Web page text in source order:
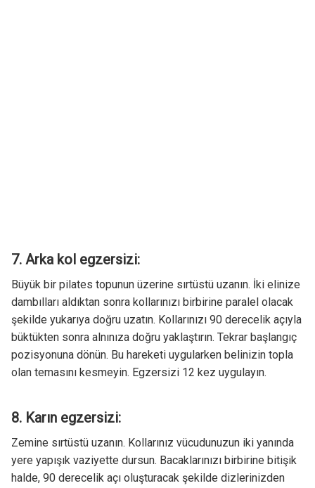
7. Arka kol egzersizi:
Büyük bir pilates topunun üzerine sırtüstü uzanın. İki elinize
dambılları aldıktan sonra kollarınızı birbirine paralel olacak
şekilde yukarıya doğru uzatın. Kollarınızı 90 derecelik açıyla
büktükten sonra alnınıza doğru yaklaştırın. Tekrar başlangıç
pozisyonuna dönün. Bu hareketi uygularken belinizin topla
olan temasını kesmeyin. Egzersizi 12 kez uygulayın.
8. Karın egzersizi:
Zemine sırtüstü uzanın. Kollarınız vücudunuzun iki yanında
yere yapışık vaziyette dursun. Bacaklarınızı birbirine bitişik
halde, 90 derecelik açı oluşturacak şekilde dizlerinizden